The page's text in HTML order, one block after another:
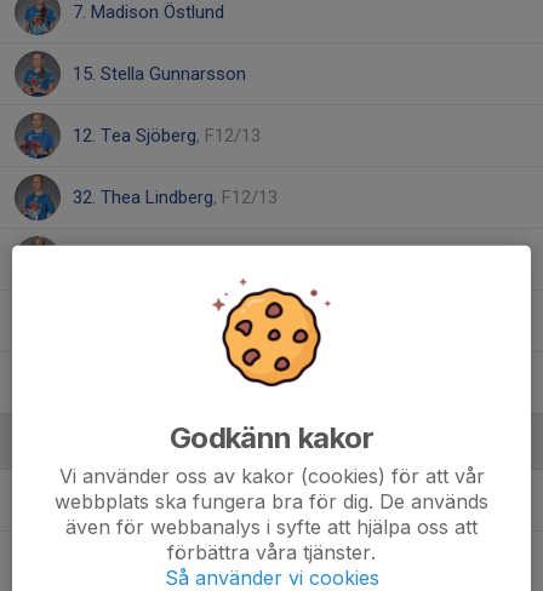
7. Madison Östlund
15. Stella Gunnarsson
12. Tea Sjöberg, F12/13
32. Thea Lindberg, F12/13
17. Tilda Kamerer-Carlsson
Andreas CarlssonAss. tränare
Madeleine Landberg Ledare
Godkänn kakor
Vi använder oss av kakor (cookies) för att vår
webbplats ska fungera bra för dig. De används
även för webbanalys i syfte att hjälpa oss att
förbättra våra tjänster.
Så använder vi cookies